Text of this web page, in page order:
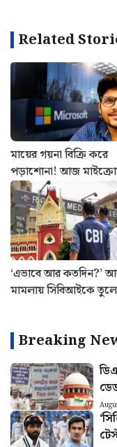
Related
মায়ের গয়না বিক্রি করে
পড়াশোনা! আজ
করছেন ১.৯ কোটির
চমকে দেবে মনুর কাহিনি
‘এভাবে আর কতদিন?’
মামলায় সিবিআইকে
Breaking